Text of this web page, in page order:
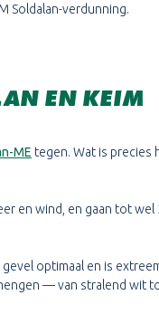
Soldalan-verdunning.
EN KEIM
ME tegen. Wat is precies
en wind, en gaan tot wel
optimaal en is
— van stralend wit